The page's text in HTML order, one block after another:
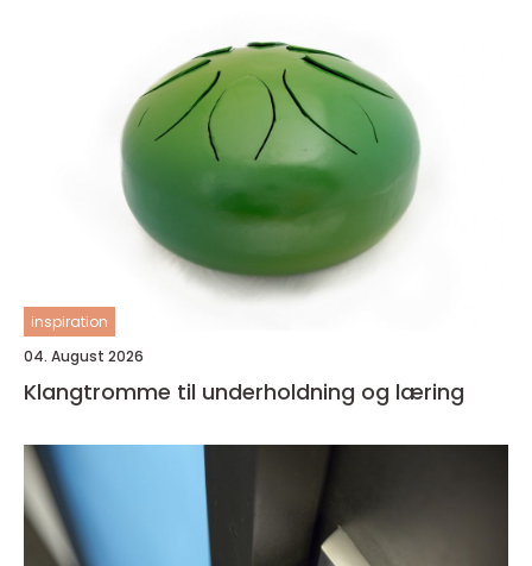
inspiration
04. August 2026
Klangtromme til underholdning og læring